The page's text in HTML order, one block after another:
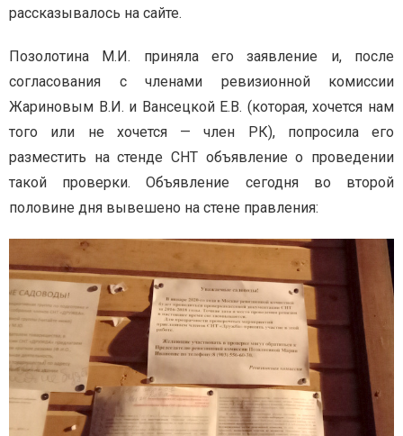
рассказывалось на сайте.
Позолотина М.И. приняла его заявление и, после
согласования с членами ревизионной комиссии
Жариновым В.И. и Вансецкой Е.В. (которая, хочется нам
того или не хочется — член РК), попросила его
разместить на стенде СНТ объявление о проведении
такой проверки. Объявление сегодня во второй
половине дня вывешено на стене правления: